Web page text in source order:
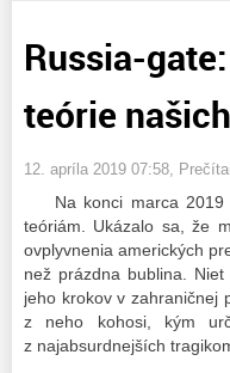
Russia-
teórie
12. apríla 2019 07:58 ,
Na konci marca
teóriám. Ukázalo sa, že
ovplyvnenia amerických
než prázdna bublina.
jeho krokov v zahraničnej
z neho kohosi, kým
z najabsurdnejších